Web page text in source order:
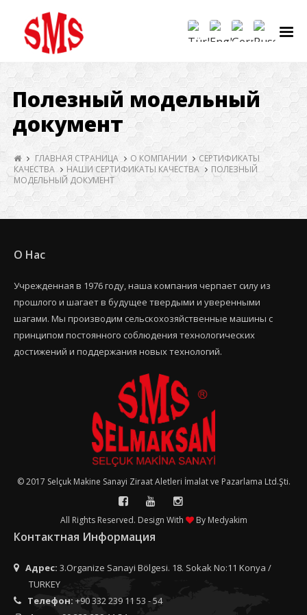
Полезный модельный
документ
ГЛАВНАЯ СТРАНИЦА О КОМПАНИИ
СЕРТИФИКАТЫ
КАЧЕСТВА
НАШИ СЕРТИФИКАТЫ КАЧЕСТВА
ПОЛЕЗНЫЙ
МОДЕЛЬНЫЙ ДОКУМЕНТ
О Нас
Учрежденная в 1976 году, наша компания черпает силу из
прошлого и шагает в будущее твердыми и уверенными
шагами. Мы производим сельскохозяйственные машины с
принципом постоянного соблюдения технологических
достижений и поддержания новых технологий.
© 2017 Selçuk Makine Sanayi Ziraat Aletleri İmalat ve Pazarlama Ltd.Şti.
All Rights Reserved. Design With By Medyakim
Контактная Информация
Адрес: 3.Organize Sanayi Bölgesi. 18. Sokak No:11 Konya /
TURKEY
Телефон: +90 332 239 11 53 - 54